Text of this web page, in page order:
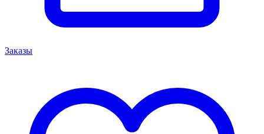
Заказы